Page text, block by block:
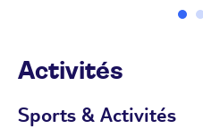
Activités
Sports & Activités